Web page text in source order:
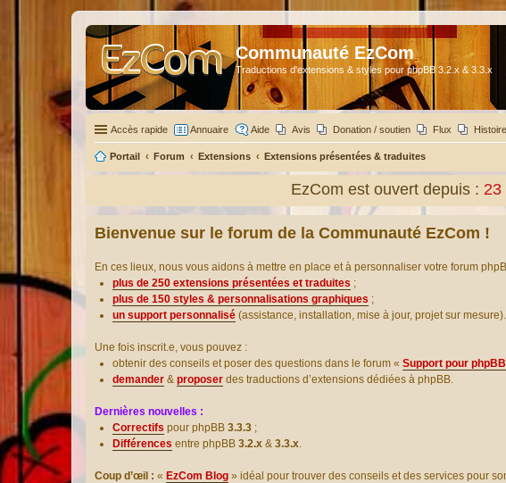
Communauté EzCom
Traductions d'extensions & styles pour phpBB 3.2.x & 3.3.x
Accès rapide Annuaire Aide Avis Donation / soutien Flux
Portail Forum Extensions Extensions présentées & traduites
EzCom est ouvert depuis : 23
Bienvenue sur le forum de la Communauté EzCom !
En ces lieux, nous vous aidons à mettre en place et à personnaliser votre forum
plus de 250 extensions présentées et traduites ;
plus de 150 styles & personnalisations graphiques ;
un support personnalisé (assistance, installation, mise à jour, projet sur mesure).
Une fois inscrit.e, vous pouvez :
obtenir des conseils et poser des questions dans le forum « Support pour phpBB
demander & proposer des traductions d’extensions dédiées à phpBB.
Dernières nouvelles :
Correctifs pour phpBB 3.3.3 ;
Différences entre phpBB 3.2.x & 3.3.x.
Coup d’œil : « EzCom Blog » idéal pour trouver des conseils et des services pour